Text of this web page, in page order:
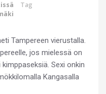
Tag
Tampereen vierustalla.
jos mielessä on
Sexi onkin
Kangasalla